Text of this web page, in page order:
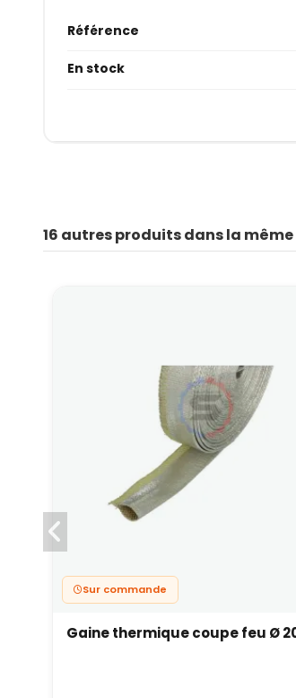
Référence
En stock
16 autres produits dans la
Sur commande
Gaine thermique coupe feu Ø